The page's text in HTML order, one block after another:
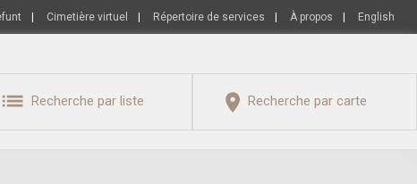
Cimetière virtuel Répertoire de services À propos English
Recherche par liste Recherche par carte